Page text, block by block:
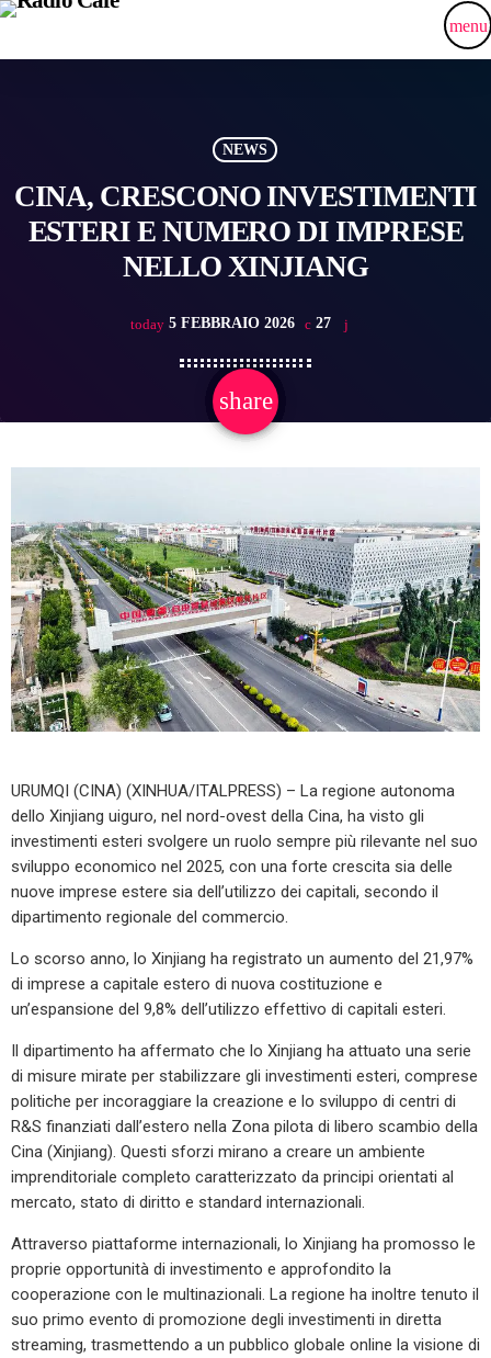
menu
NEWS
CINA, CRESCONO INVESTIMENTI
ESTERI E NUMERO DI IMPRESE
NELLO XINJIANG
today 5 FEBBRAIO 2026 27
share
email
URUMQI (CINA) (XINHUA/ITALPRESS) – La regione autonoma
dello Xinjiang uiguro, nel nord-ovest della Cina, ha visto gli
investimenti esteri svolgere un ruolo sempre più rilevante nel suo
sviluppo economico nel 2025, con una forte crescita sia delle
nuove imprese estere sia dell’utilizzo dei capitali, secondo il
dipartimento regionale del commercio.
Lo scorso anno, lo Xinjiang ha registrato un aumento del 21,97%
di imprese a capitale estero di nuova costituzione e
un’espansione del 9,8% dell’utilizzo effettivo di capitali esteri.
Il dipartimento ha affermato che lo Xinjiang ha attuato una serie
di misure mirate per stabilizzare gli investimenti esteri, comprese
politiche per incoraggiare la creazione e lo sviluppo di centri di
R&S finanziati dall’estero nella Zona pilota di libero scambio della
Cina (Xinjiang). Questi sforzi mirano a creare un ambiente
imprenditoriale completo caratterizzato da principi orientati al
mercato, stato di diritto e standard internazionali.
Attraverso piattaforme internazionali, lo Xinjiang ha promosso le
proprie opportunità di investimento e approfondito la
cooperazione con le multinazionali. La regione ha inoltre tenuto il
suo primo evento di promozione degli investimenti in diretta
streaming, trasmettendo a un pubblico globale online la visione di